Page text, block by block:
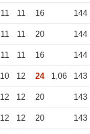
11 11 16 144
11 11 20 144
11 11 16 144
10 12 24 1,06 143
12 12 20 143
12 12 20 143